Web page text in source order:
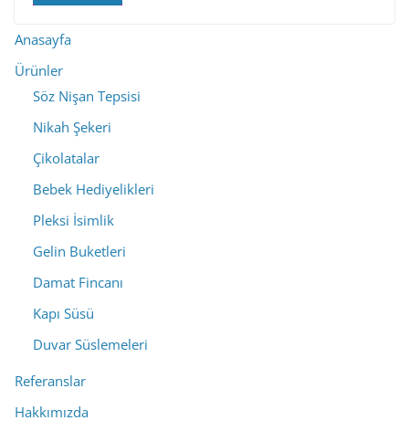
Anasayfa
Ürünler
Söz Nişan Tepsisi
Nikah Şekeri
Çikolatalar
Bebek Hediyelikleri
Pleksi İsimlik
Gelin Buketleri
Damat Fincanı
Kapı Süsü
Duvar Süslemeleri
Referanslar
Hakkımızda